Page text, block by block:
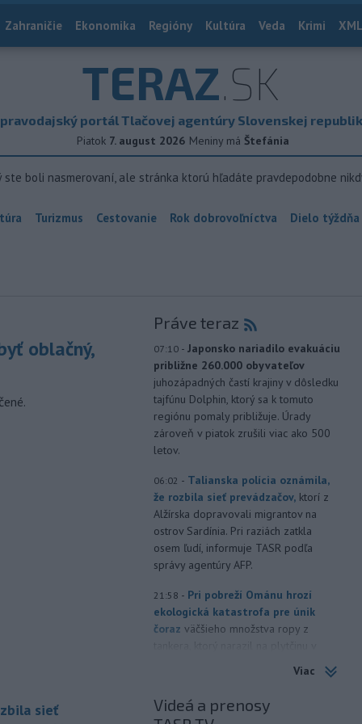
Zahraničie Ekonomika Regióny Kultúra Veda Krimi
TERAZ.SK
portál Tlačovej agentúry Slovenskej
Piatok 7. august 2026 Meniny má Štefánia
ste boli nasmerovaní, ale stránka ktorú hľadáte pravdepodobne
Turizmus Cestovanie Rok dobrovoľníctva Dielo týždňa
oblačný,
sieť
Práve teraz
07:10 - Japonsko nariadilo evakuáciu
približne 260.000 obyvateľov
juhozápadných častí krajiny v dôsledku
tajfúnu Dolphin, ktorý sa k tomuto
regiónu pomaly približuje. Úrady
zároveň v piatok zrušili viac ako 500
letov.
06:02 - Talianska polícia oznámila,
že rozbila sieť prevádzačov, ktorí z
Alžírska dopravovali migrantov na
ostrov Sardínia. Pri raziách zatkla
osem ľudí, informuje TASR podľa
správy agentúry AFP.
21:58 - Pri pobreží Ománu hrozí
ekologická katastrofa pre únik
čoraz väčšieho množstva ropy z
kontakte s neznámou látkou na
Viac
Videá a prenosy